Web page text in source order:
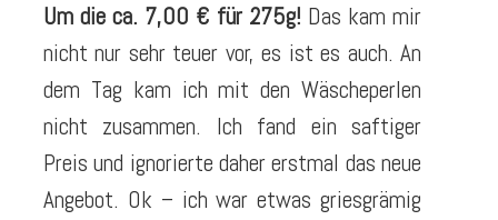
Um die ca. 7,00 € für 275g! Das kam mir
nicht nur sehr teuer vor, es ist es auch. An
dem Tag kam ich mit den Wäscheperlen
nicht zusammen. Ich fand ein saftiger
Preis und ignorierte daher erstmal das neue
Angebot. Ok – ich war etwas griesgrämig